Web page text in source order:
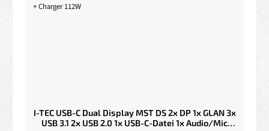
I-TEC USB-C Dual Display MST DS 2x DP 1x GLAN 3x
USB 3.1 2x USB 2.0 1x USB-C-Datei 1x Audio/Mic